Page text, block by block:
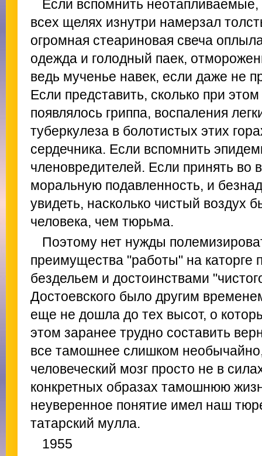
Если вспомнить
всех щелях изнутри намерзал
огромная стеариновая свеча
одежда и голодный паек,
ведь мученье навек, если даже не
Если представить, сколько при
появлялось гриппа, воспаления
туберкулеза в болотистых этих
сердечника. Если вспомнить
членовредителей. Если принять во
моральную подавленность, и
увидеть, насколько чистый воздух
человека, чем тюрьма.
Поэтому нет нужды
преимущества "работы" на
бездельем и достоинствами
Достоевского было другим
еще не дошла до тех высот, о
этом заранее трудно составить
все тамошнее слишком
человеческий мозг просто не в
конкретных образах тамошнюю
неуверенное понятие имел наш
татарский мулла.
1955